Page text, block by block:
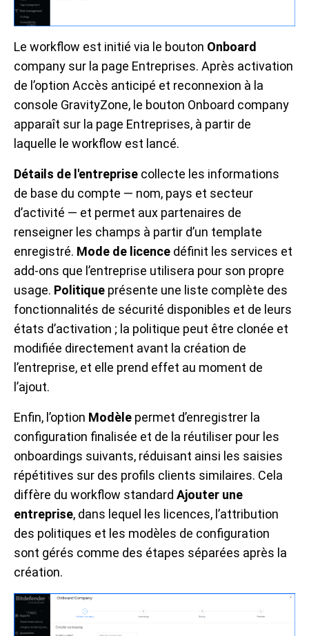
Le workflow est initié via le bouton Onboard
company sur la page Entreprises. Après activation
de l’option Accès anticipé et reconnexion à la
console GravityZone, le bouton Onboard company
apparaît sur la page Entreprises, à partir de
laquelle le workflow est lancé.
Détails de l'entreprise collecte les informations
de base du compte — nom, pays et secteur
d’activité — et permet aux partenaires de
renseigner les champs à partir d’un template
enregistré. Mode de licence définit les services et
add-ons que l’entreprise utilisera pour son propre
usage. Politique présente une liste complète des
fonctionnalités de sécurité disponibles et de leurs
états d’activation ; la politique peut être clonée et
modifiée directement avant la création de
l’entreprise, et elle prend effet au moment de
l’ajout.
Enfin, l’option Modèle permet d’enregistrer la
configuration finalisée et de la réutiliser pour les
onboardings suivants, réduisant ainsi les saisies
répétitives sur des profils clients similaires. Cela
diffère du workflow standard Ajouter une
entreprise, dans lequel les licences, l’attribution
des politiques et les modèles de configuration
sont gérés comme des étapes séparées après la
création.